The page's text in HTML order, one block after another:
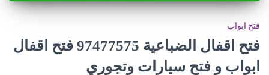
فتح ابواب
فتح اقفال الضباعية 97477575 فتح اقفال
ابواب و فتح سيارات وتجوري